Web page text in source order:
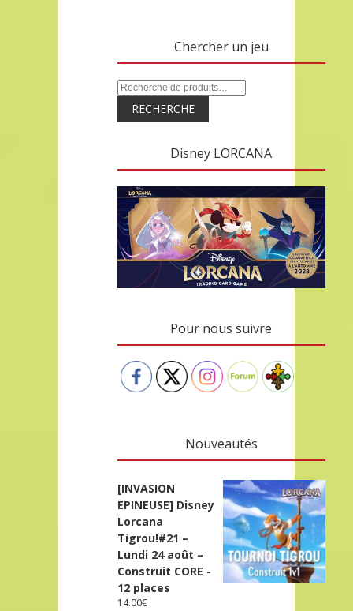
Chercher un jeu
RECHERCHE
Disney LORCANA
Pour nous suivre
Nouveautés
[INVASION
EPINEUSE] Disney
Lorcana
Tigrou!#21 –
Lundi 24 août –
Construit CORE -
12 places
14.00€